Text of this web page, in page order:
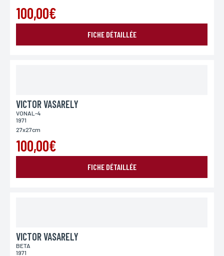
100,00€
FICHE DÉTAILLÉE
VICTOR VASARELY
VONAL-4
1971
27x27cm
100,00€
FICHE DÉTAILLÉE
VICTOR VASARELY
BETA
1971